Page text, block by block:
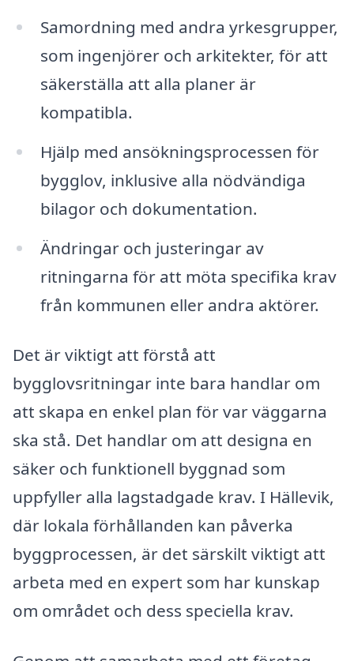
Samordning med andra yrkesgrupper,
som ingenjörer och arkitekter, för att
säkerställa att alla planer är
kompatibla.
Hjälp med ansökningsprocessen för
bygglov, inklusive alla nödvändiga
bilagor och dokumentation.
Ändringar och justeringar av
ritningarna för att möta specifika krav
från kommunen eller andra aktörer.
Det är viktigt att förstå att
bygglovsritningar inte bara handlar om
att skapa en enkel plan för var väggarna
ska stå. Det handlar om att designa en
säker och funktionell byggnad som
uppfyller alla lagstadgade krav. I Hällevik,
där lokala förhållanden kan påverka
byggprocessen, är det särskilt viktigt att
arbeta med en expert som har kunskap
om området och dess speciella krav.